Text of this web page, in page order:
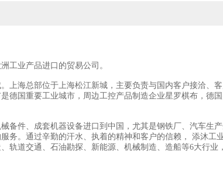
工业产品进口的贸易公司。
上海总部位于上海松江新城，主要负责与国内客户接洽、
德国重要工业城市，周边工控产品制造企业星罗棋布，德
备件、成套机器设备进口到中国，尤其是钢铁厂、汽车生
务。通过辛勤的汗水、执着的精神和客户的信赖， 添沐工
轨道交通、石油勘探、新能源、机械制造、造船等6大行